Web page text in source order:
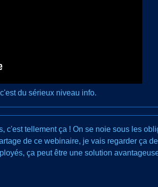
du sérieux niveau info.
c'est tellement ça ! On se noie sous les
de ce webinaire, je vais regarder ça
ça peut être une solution